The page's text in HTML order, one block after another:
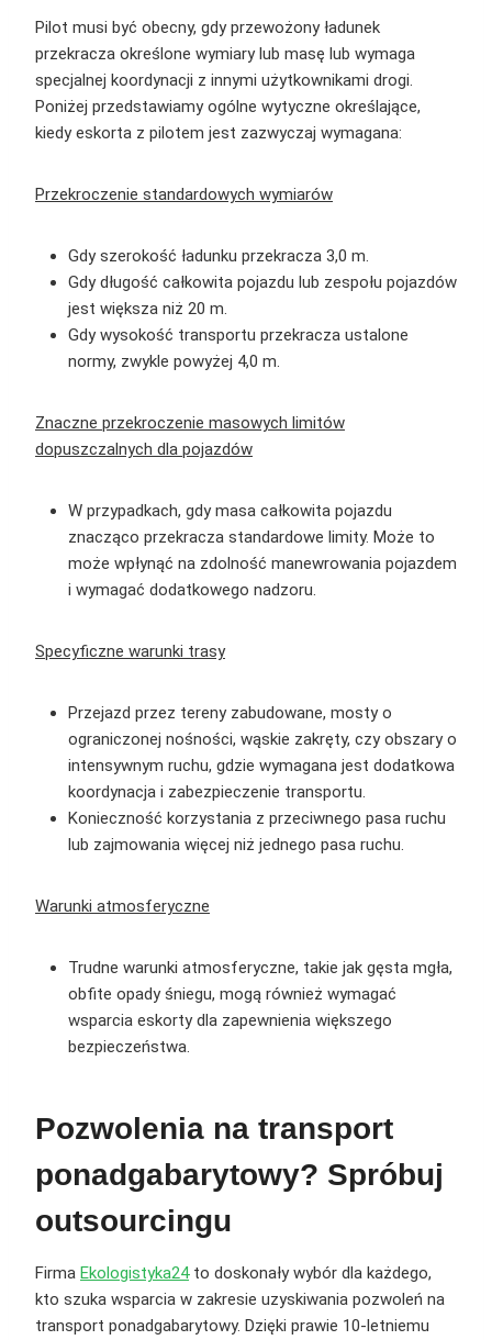
Pilot musi być obecny, gdy przewożony ładunek
przekracza określone wymiary lub masę lub wymaga
specjalnej koordynacji z innymi użytkownikami drogi.
Poniżej przedstawiamy ogólne wytyczne określające,
kiedy eskorta z pilotem jest zazwyczaj wymagana:
Przekroczenie standardowych wymiarów
Gdy szerokość ładunku przekracza 3,0 m.
Gdy długość całkowita pojazdu lub zespołu pojazdów
jest większa niż 20 m.
Gdy wysokość transportu przekracza ustalone
normy, zwykle powyżej 4,0 m.
Znaczne przekroczenie masowych limitów
dopuszczalnych dla pojazdów
W przypadkach, gdy masa całkowita pojazdu
znacząco przekracza standardowe limity. Może to
może wpłynąć na zdolność manewrowania pojazdem
i wymagać dodatkowego nadzoru.
Specyficzne warunki trasy
Przejazd przez tereny zabudowane, mosty o
ograniczonej nośności, wąskie zakręty, czy obszary o
intensywnym ruchu, gdzie wymagana jest dodatkowa
koordynacja i zabezpieczenie transportu.
Konieczność korzystania z przeciwnego pasa ruchu
lub zajmowania więcej niż jednego pasa ruchu.
Warunki atmosferyczne
Trudne warunki atmosferyczne, takie jak gęsta mgła,
obfite opady śniegu, mogą również wymagać
wsparcia eskorty dla zapewnienia większego
bezpieczeństwa.
Pozwolenia na transport
ponadgabarytowy? Spróbuj
outsourcingu
Firma Ekologistyka24to doskonały wybór dla każdego,
kto szuka wsparcia w zakresie uzyskiwania pozwoleń na
transport ponadgabarytowy. Dzięki prawie 10-letniemu